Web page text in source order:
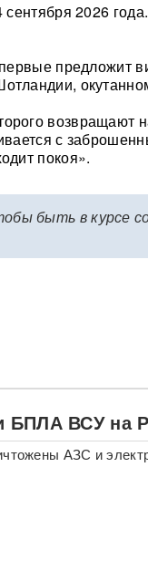
2026
предложит
возвращают
с
покоя».
быть в курсе
БПЛА ВСУ на
АЗС и